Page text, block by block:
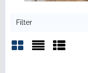
Filter